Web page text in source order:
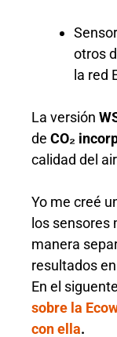
otros
la red
La versión
de CO₂
calidad del
Yo me creé
los sensores
manera
resultados
En el
sobre la
con ella.